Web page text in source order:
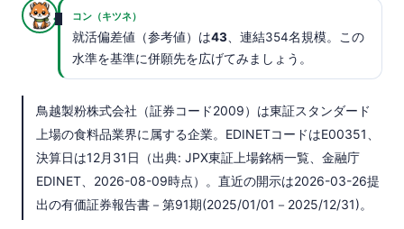
コン（キツネ）
就活偏差値（参考値）は43 、連結354名規模。この
水準を基準に併願先を広げてみましょう。
鳥越製粉株式会社（証券コード2009）は東証スタンダード
上場の食料品業界に属する企業。EDINETコードはE00351、
決算日は12月31日（出典: JPX東証上場銘柄一覧、金融庁
EDINET、2026-08-09時点）。直近の開示は2026-03-26提
出の有価証券報告書－第91期(2025/01/01－2025/12/31)。